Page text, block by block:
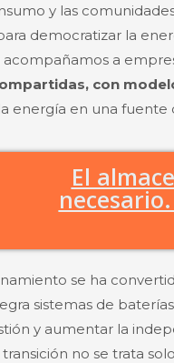
y las
democratizar la
acompañamos a
con
energía en una fuente
El
se ha
sistemas de
y aumentar la
no se trata